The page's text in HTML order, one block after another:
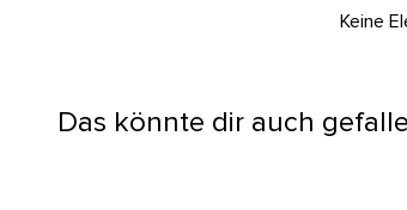
Keine
Das könnte dir auch